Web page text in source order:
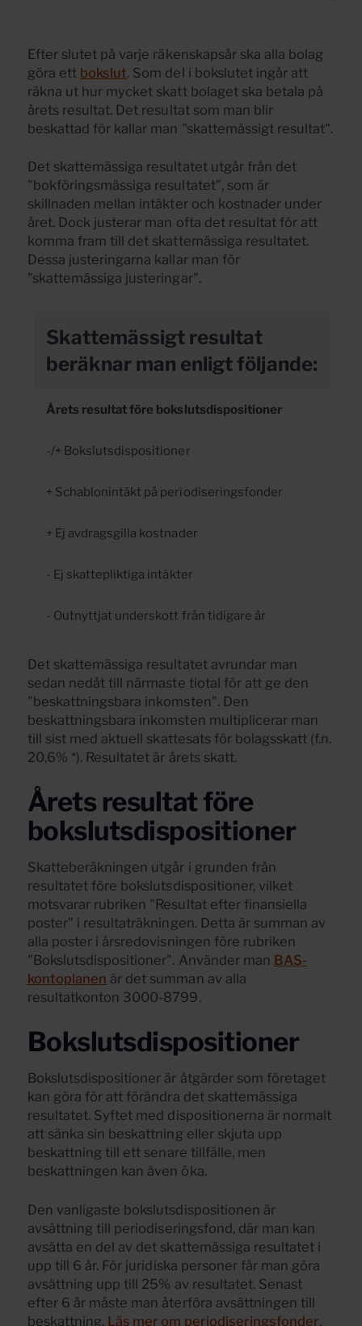
Efter slutet på varje räkenskapsår ska alla bolag
göra ett bokslut. Som del i bokslutet ingår att
räkna ut hur mycket skatt bolaget ska betala på
årets resultat. Det resultat som man blir
beskattad för kallar man "skattemässigt resultat".
Det skattemässiga resultatet utgår från det
"bokföringsmässiga resultatet", som är
skillnaden mellan intäkter och kostnader under
året. Dock justerar man ofta det resultat för att
komma fram till det skattemässiga resultatet.
Dessa justeringarna kallar man för
"skattemässiga justeringar".
Skattemässigt resultat
beräknar man enligt följande:
Årets resultat före bokslutsdispositioner
-/+ Bokslutsdispositioner
+ Schablonintäkt på periodiseringsfonder
+ Ej avdragsgilla kostnader
- Ej skattepliktiga intäkter
- Outnyttjat underskott från tidigare år
Det skattemässiga resultatet avrundar man
sedan nedåt till närmaste tiotal för att ge den
"beskattningsbara inkomsten". Den
beskattningsbara inkomsten multiplicerar man
till sist med aktuell skattesats för bolagsskatt (f.n.
20,6% *). Resultatet är årets skatt.
Årets resultat före
bokslutsdispositioner
Skatteberäkningen utgår i grunden från
resultatet före bokslutsdispositioner, vilket
motsvarar rubriken "Resultat efter finansiella
poster" i resultaträkningen. Detta är summan av
alla poster i årsredovisningen före rubriken
"Bokslutsdispositioner". Använder man BAS-
kontoplanen är det summan av alla
resultatkonton 3000-8799.
Bokslutsdispositioner
Bokslutsdispositioner är åtgärder som företaget
kan göra för att förändra det skattemässiga
resultatet. Syftet med dispositionerna är normalt
att sänka sin beskattning eller skjuta upp
beskattning till ett senare tillfälle, men
beskattningen kan även öka.
Den vanligaste bokslutsdispositionen är
avsättning till periodiseringsfond, där man kan
avsätta en del av det skattemässiga resultatet i
upp till 6 år. För juridiska personer får man göra
avsättning upp till 25% av resultatet. Senast
efter 6 år måste man återföra avsättningen till
beskattning. Läs mer om periodiseringsfonder.